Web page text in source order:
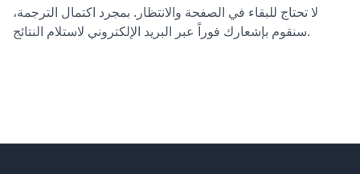
لا تحتاج للبقاء في الصفحة والانتظار. بمجرد اكتمال الترجمة،
سنقوم بإشعارك فوراً عبر البريد الإلكتروني لاستلام النتائج.